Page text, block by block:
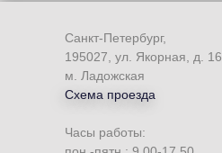
Санкт-Петербург,
195027, ул. Якорная, д. 16
м. Ладожская
Схема проезда
Часы работы: